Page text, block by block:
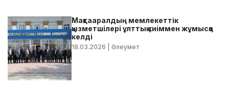
Мақтааралдың мемлекеттік
қызметшілері ұлттық киіммен жұмысқа
келді
18.03.2026 | Әлеумет